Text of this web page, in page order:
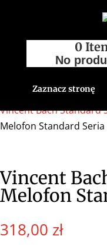
0
No
Zaznacz stronę
Strona główna/Sklep
Vincent Bach Standard
Melofon Standard Seria
Vincent
Melofon
318,00 zł